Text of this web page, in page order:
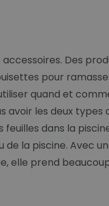
Des
pour
quand et
les deux
dans la
la piscine. Avec
elle prend